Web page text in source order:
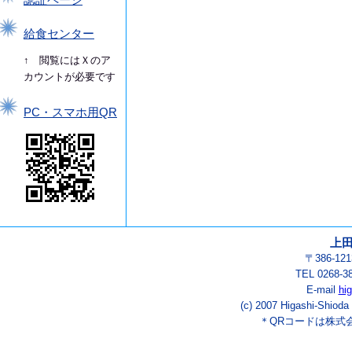
給食センター
↑ 閲覧にはＸのア
カウントが必要です
PC・スマホ用QR
上
〒386-
TEL 0268-
E-mail
(c) 2007 Higashi-
＊QRコードは株式